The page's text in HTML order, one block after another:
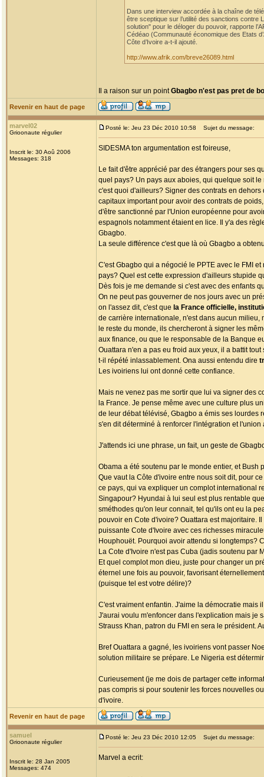
Dans une interview accordée à la chaîne de
être sceptique sur l’utilité des sanctions contre
solution" pour le déloger du pouvoir, rapporte
Cédéao (Communauté économique des Etats
Côte d’Ivoire a-t-il ajouté.
http://www.afrik.com/breve26089.html
Il a raison sur un pointGbagbo n'est pas pret de
Revenir en haut de page
marvel02
Grioonaute régulier
Inscrit le: 30 Aoû 2006
Messages: 318
Posté le: Jeu 23 Déc 2010 10:58 Sujet du message:
SIDESMA ton argumentation est foireuse,
Le fait d'être apprécié par des étrangers pour ses
quel pays? Un pays aux aboies, qui quelque soit
c'est quoi d'ailleurs? Signer des contrats en
capitaux important pour avoir des contrats de
d'être sanctionné par l'Union européenne pour
espagnols notamment étaient en lice. Il y'a des
Gbagbo.
La seule différence c'est que là où Gbagbo a
C'est Gbagbo qui a négocié le PPTE avec le FMI
pays? Quel est cette expression d'ailleurs stupide
Dès fois je me demande si c'est avec des enfants
On ne peut pas gouverner de nos jours avec un
on l'assez dit, c'est que la France officielle,
de carrière internationale, n'est dans aucun milieu,
le reste du monde, ils chercheront à signer les
aux finance, ou que le responsable de la Banque
Ouattara n'en a pas eu froid aux yeux, il a battit
t-il répété inlassablement. Ona aussi entendu dire
Les ivoiriens lui ont donné cette confiance.
Mais ne venez pas me sortir que lui va signer des
la France. Je pense même avec une culture plus
de leur débat télévisé, Gbagbo a émis ses lourdes
s'en dit déterminé à renforcer l'intégration et
J'attends ici une phrase, un fait, un geste de
Obama a été soutenu par le monde entier, et
Que vaut la Côte d'ivoire entre nous soit dit, pour
ce pays, qui va expliquer un complot international
Singapour? Hyundai à lui seul est plus rentable
sméthodes qu'on leur connait, tel qu'ils ont eu la
pouvoir en Cote d'ivoire? Ouattara est majoritaire.
puissante Cote d'Ivoire avec ces richesses
Houphouët. Pourquoi avoir attendu si longtemps?
La Cote d'Ivoire n'est pas Cuba (jadis soutenu par
Et quel complot mon dieu, juste pour changer un
éternel une fois au pouvoir, favorisant
(puisque tel est votre délire)?
C'est vraiment enfantin. J'aime la démocratie mais
J'aurai voulu m'enfoncer dans l'explication mais je
Strauss Khan, patron du FMI en sera le président.
Bref Ouattara a gagné, les ivoiriens vont passer
solution militaire se prépare. Le Nigeria est
Curieusement (je me dois de partager cette
pas compris si pour soutenir les forces nouvelles
d'ivoire.
Revenir en haut de page
samuel
Grioonaute régulier
Inscrit le: 28 Jan 2005
Messages: 474
Posté le: Jeu 23 Déc 2010 12:05 Sujet du message:
Marvel a ecrit: